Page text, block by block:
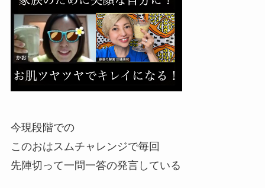
今現段階での
このおはスムチャレンジで毎回
先陣切って一問一答の発言している